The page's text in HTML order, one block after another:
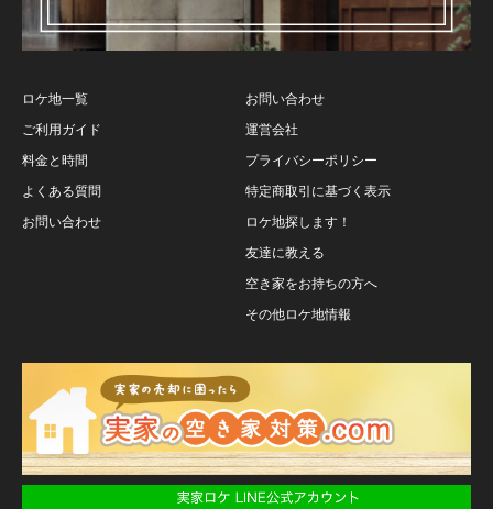
ロケ地一覧
ご利用ガイド
料金と時間
よくある質問
お問い合わせ
お問い合わせ
運営会社
プライバシーポリシー
特定商取引に基づく表示
ロケ地探します！
友達に教える
空き家をお持ちの方へ
その他ロケ地情報